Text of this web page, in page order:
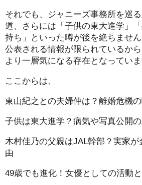
それでも、ジャニーズ事務所を巡
道、さらには「子供の東大進学」
持ち」といった噂が後を絶ちません
公表される情報が限られているか
より一層気になる存在となっていま
ここからは、
東山紀之との夫婦仲は？離婚危機
子供は東大進学？病気や写真公開
木村佳乃の父親はJAL幹部？実家
由
49歳でも進化！女優としての活動